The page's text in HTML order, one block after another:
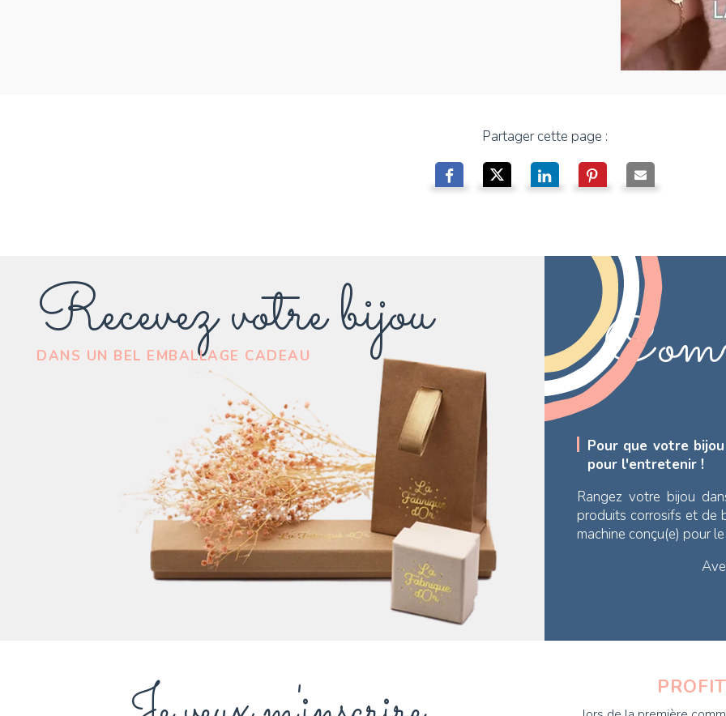
Partager cette page :
Recevez votre bijou
DANS UN BEL EMBALLAGE CADEAU
Pour que votre
pour l'entretenir !
Rangez votre bijou
produits corrosifs et de
machine conçu(e) pour